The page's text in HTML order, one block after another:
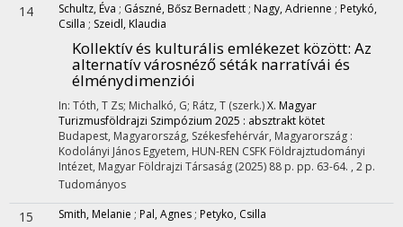
14 Schultz, Éva ; Gászné, Bősz Bernadett ; Nagy, Adrienne ; Petykó,
Csilla ; Szeidl, Klaudia
Kollektív és kulturális emlékezet között: Az
alternatív városnéző séták narratívái és
élménydimenziói
In: Tóth, T Zs; Michalkó, G; Rátz, T (szerk.)X. Magyar
Turizmusföldrajzi Szimpózium 2025 : absztrakt kötet
Budapest, Magyarország, Székesfehérvár, Magyarország :
Kodolányi János Egyetem, HUN-REN CSFK Földrajztudományi
Intézet, Magyar Földrajzi Társaság (2025) 88 p. pp. 63-64. , 2 p.
Tudományos
15 Smith, Melanie ; Pal, Agnes ; Petyko, Csilla